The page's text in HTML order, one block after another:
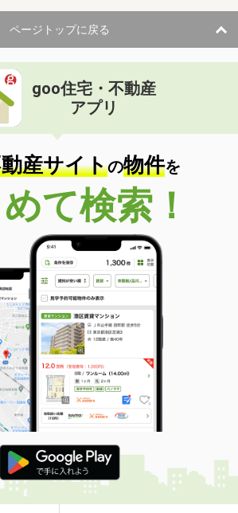
ページトップに戻る
goo住宅・不動産
アプリ
産サイトの物件を
て検索！